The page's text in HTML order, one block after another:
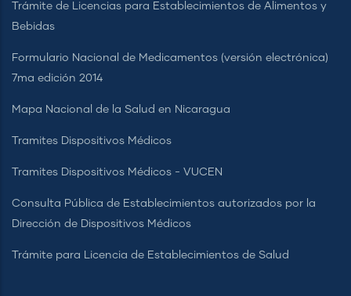
Trámite de Licencias para Establecimientos de Alimentos y
Bebidas
Formulario Nacional de Medicamentos (versión electrónica)
7ma edición 2014
Mapa Nacional de la Salud en Nicaragua
Tramites Dispositivos Médicos
Tramites Dispositivos Médicos - VUCEN
Consulta Pública de Establecimientos autorizados por la
Dirección de Dispositivos Médicos
Trámite para Licencia de Establecimientos de Salud